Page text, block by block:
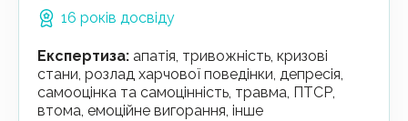
16 років досвіду
Експертиза: апатія, тривожність, кризові
стани, розлад харчової поведінки, депресія,
самооцінка та самоцінність, травма, ПТСР,
втома, емоційне вигорання, інше